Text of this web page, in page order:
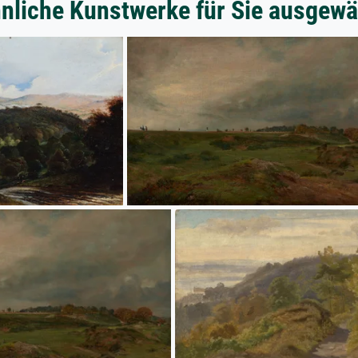
Kunstwerke für Sie